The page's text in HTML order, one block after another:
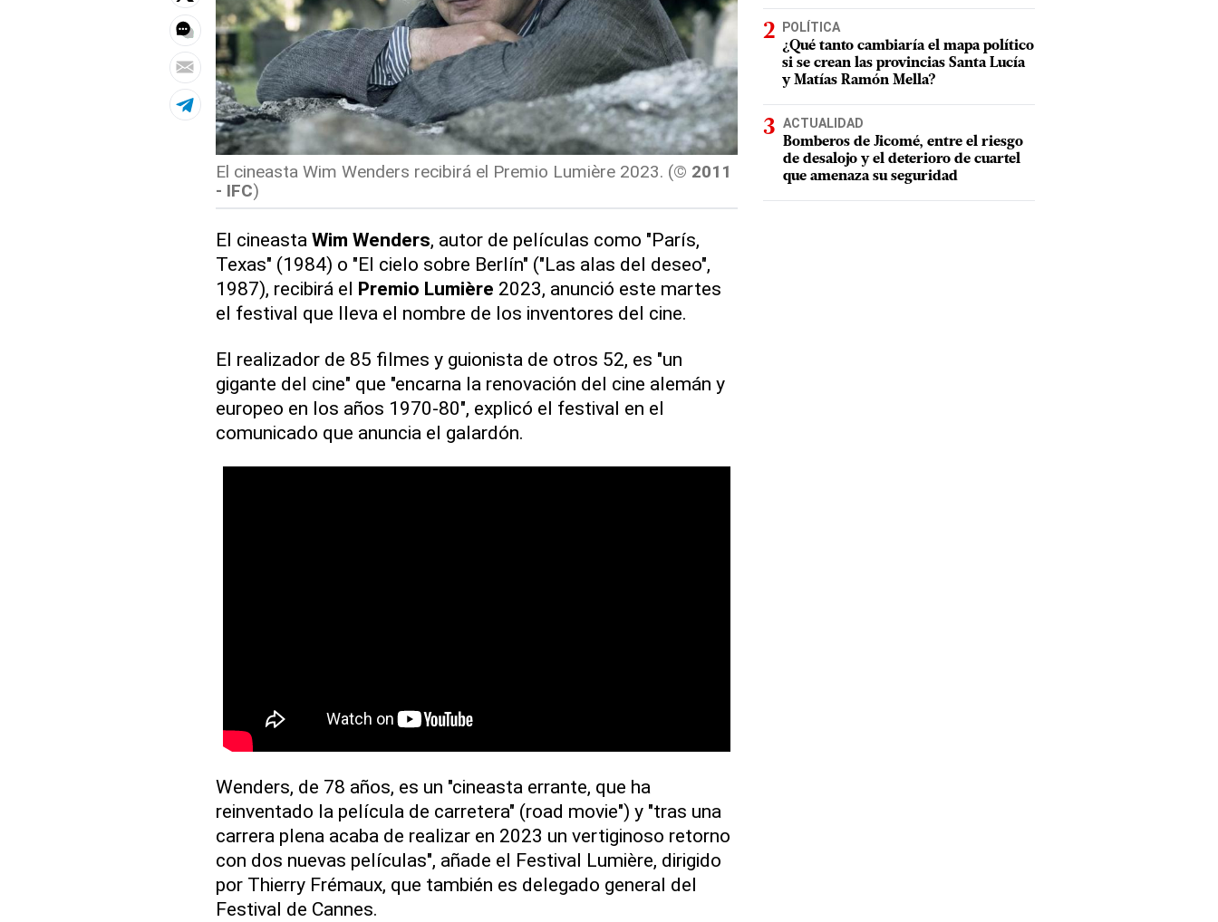
El cineasta Wim Wenders recibirá el Premio Lumière 2023. (© 2011
- IFC)
El cineasta Wim Wenders, autor de películas como "París,
Texas" (1984) o "El cielo sobre Berlín" ("Las alas del deseo",
1987), recibirá el Premio Lumière 2023, anunció este martes
el festival que lleva el nombre de los inventores del cine.
El realizador de 85 filmes y guionista de otros 52, es "un
gigante del cine" que "encarna la renovación del cine alemán y
europeo en los años 1970-80", explicó el festival en el
comunicado que anuncia el galardón.
Wenders, de 78 años, es un "cineasta errante, que ha
reinventado la película de carretera" (road movie") y "tras una
carrera plena acaba de realizar en 2023 un vertiginoso retorno
con dos nuevas películas", añade el Festival Lumière, dirigido
por Thierry Frémaux, que también es delegado general del
Festival de Cannes.
POLÍTICA
¿Qué tanto cambiaría el mapa político
si se crean las provincias Santa Lucía
y Matías Ramón Mella?
ACTUALIDAD
Bomberos de Jicomé, entre el riesgo
de desalojo y el deterioro de cuartel
que amenaza su seguridad